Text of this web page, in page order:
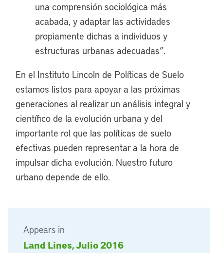
Appears in
Land Lines, Julio 2016
una comprensión sociológica más
acabada, y adaptar las actividades
propiamente dichas a individuos y
estructuras urbanas adecuadas”.
En el Instituto Lincoln de Políticas de Suelo
estamos listos para apoyar a las próximas
generaciones al realizar un análisis integral y
científico de la evolución urbana y del
importante rol que las políticas de suelo
efectivas pueden representar a la hora de
impulsar dicha evolución. Nuestro futuro
urbano depende de ello.